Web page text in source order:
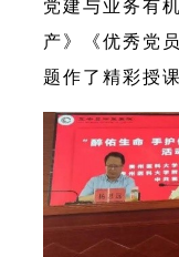
党建与业务有
产》《优秀党
题作了精彩授课